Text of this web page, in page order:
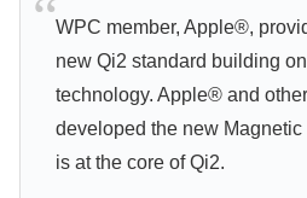
WPC member, Apple®,
new Qi2 standard building
technology. Apple® and
developed the new
is at the core of Qi2.